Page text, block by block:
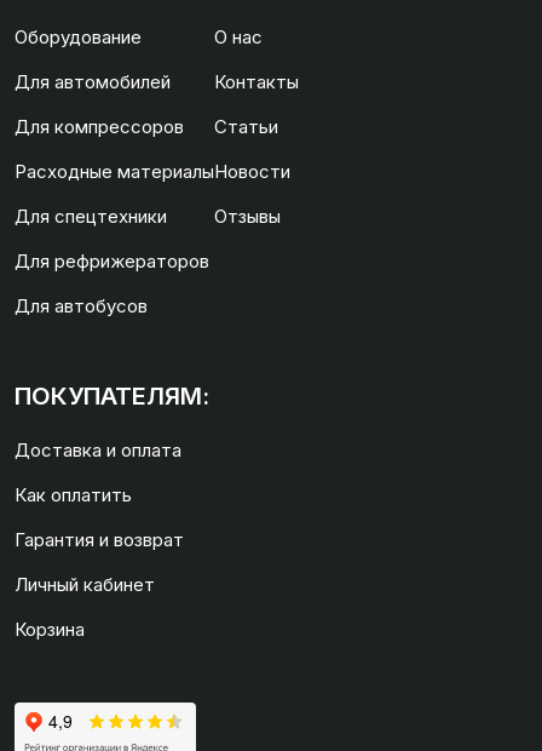
Оборудование
Для автомобилей
Для компрессоров
Расходные материалы
Для спецтехники
Для рефрижераторов
Для автобусов
О нас
Контакты
Статьи
Новости
Отзывы
ПОКУПАТЕЛЯМ:
Доставка и оплата
Как оплатить
Гарантия и возврат
Личный кабинет
Корзина